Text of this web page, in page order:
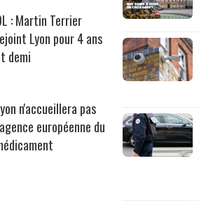
: Martin Terrier
Lyon pour 4 ans
demi
n'accueillera pas
européenne du